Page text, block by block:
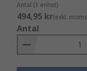
Antal (1 enhet)
494,95 kr(exkl.
Antal